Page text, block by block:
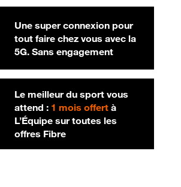
Une super connexion pour
tout faire chez vous avec la
5G. Sans engagement
Le meilleur du sport vous
attend : 1 mois offertà
L’Équipe sur toutes les
offres Fibre